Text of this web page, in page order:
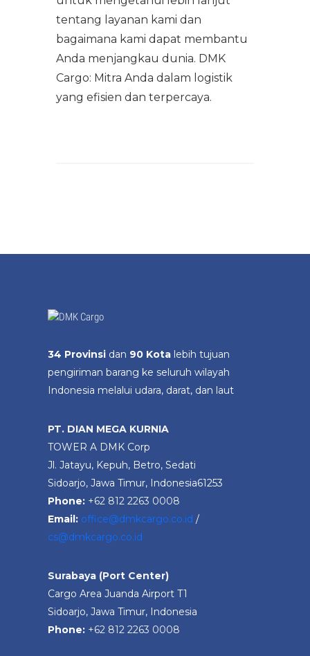
tentang layanan kami dan
bagaimana kami dapat membantu
Anda menjangkau dunia. DMK
Cargo: Mitra Anda dalam logistik
yang efisien dan terpercaya.
34 Provinsi dan 90 Kota lebih tujuan
pengiriman barang ke seluruh wilayah
Indonesia melalui udara, darat, dan laut
PT. DIAN MEGA KURNIA
TOWER A DMK Corp
Jl. Jatayu, Kepuh, Betro, Sedati
Sidoarjo, Jawa Timur, Indonesia61253
Phone: +62 812 2263 0008
Email: office@dmkcargo.co.id /
cs@dmkcargo.co.id
Surabaya (Port Center)
Cargo Area Juanda Airport T1
Sidoarjo, Jawa Timur, Indonesia
Phone: +62 812 2263 0008